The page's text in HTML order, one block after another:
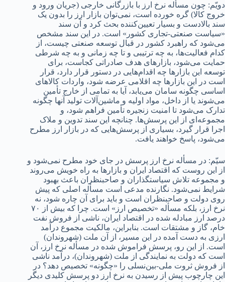
دویّم: چون مسأله نرخ ارز با بازرگانی خارجی (جریان ورود و
خروج کالا) گره خورده است، نمی‌توان بازار ارز را بدون یک
سند بالادست و بسیار تعیین‌کننده بحث کرد و آن سند
«سیاست صنعتی-تجاری کشور» است. در این سند مشخص
می‌شود که راهبرد کشور در قبال توسعه صنعتی چیست، از
کدام فعالیت‌ها، به چه ترتیبی و تا چه زمانی و به چه شرطی
حمایت می‌شود، بازارهای هدف صادراتی کجاست، برای
توسعه این بازارها چه اقدام‌هایی در دستور قرار دارد، قرار
است در این بازارها چه اقلامی عرضه شود، واردات کالاهای
اساسی چگونه سامان می‌یابد، آیا به تمامی از خارج تأمین
می‌شوند یا از داخل، مواد اولیه و ماشین‌آلات تولید آنها چگونه
تدارک می‌شود تا امنیت زنجیره تأمین فراهم شود، و
مجموعه‌ای از این پرسش‌ها. چنانچه این سند تدوین و ملاک
اجرا قرار گیرد، بسیاری از پرسش‌هایی که در بازار ارز مطرح
می‌شود، پاسخ خواهند یافت.
سیّم: در مسأله نرخ ارز پرسش در جای خود مطرح نمی‌شود و
از این روست که اقتصاد ایران و بازارها به راه خویش می‌روند
و مجموعه تلاش سیاستگذاران و صاحبنظران باعث بهبود
شرایط نمی‌شود. نگارنده مدعی است مسأله اصلی که پیش
روی دولت و صاحبنظران است و باید برای آن چاره شود، نه
نرخ ارز، بلکه مسأله «تخصیص ارز» است. چرا که بیش از ۷۰
درصد ارز مبادله شده در اقتصاد ایران، ناشی از فروش نفت
خام، گاز و مشتقات است. بنابراین، مالکیت مجموع درآمد
ارزی به دست آمده در این مسیر، از آن ملت (شهروندان)
است. از این رو، پرسش فراموش شده در مسأله نرخ ارز، آن
است که دولت به نمایندگی از ملت (شهروندان)، درآمد ناشی
از فروش ثروت ملی-بین‌نسلی را «چگونه» تخصیص دهد؟ در
این چارچوب پیش از رسیدن به نرخ ارز دو پرسش کلیدی دیگر